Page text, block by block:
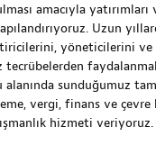
amacıyla
Uzun
yöneticilerini
tecrübelerden
sunduğumuz
vergi, finans ve çevre
hizmeti veriyoruz.